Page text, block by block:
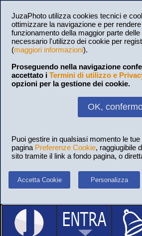
JuzaPhoto utilizza cookies tecnici e
ottimizzare la navigazione e per
funzionamento della maggior parte
necessario l'utilizzo dei cookie per
(maggiori informazioni).
Proseguendo nella navigazione
accettato i Termini di utilizzo e
opzioni per la gestione dei cookie.
OK,
Puoi gestire in qualsiasi momento le
pagina Preferenze Cookie, raggiugibile
sito tramite il link a fondo pagina, o
Accetta Cookie Personalizza